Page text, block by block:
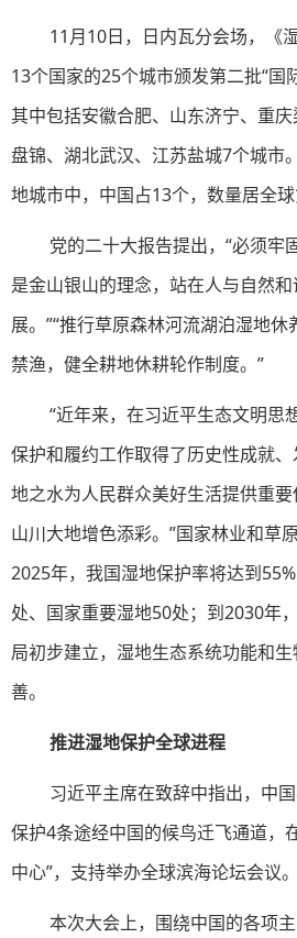
11月10日，日内瓦分会场，《
13个国家的25个城市颁发第二批“国
其中包括安徽合肥、山东济宁、重
盘锦、湖北武汉、江苏盐城7个城市
地城市中，中国占13个，数量居全球
党的二十大报告提出，“必须牢
是金山银山的理念，站在人与自然
展。”“推行草原森林河流湖泊湿地
禁渔，健全耕地休耕轮作制度。”
“近年来，在习近平生态文明思
保护和履约工作取得了历史性成就
地之水为人民群众美好生活提供重
山川大地增色添彩。”国家林业和草
2025年，我国湿地保护率将达到
处、国家重要湿地50处；到2030年
局初步建立，湿地生态系统功能和
善。
推进湿地保护全球进程
习近平主席在致辞中指出，中
保护4条途经中国的候鸟迁飞通道，
中心”，支持举办全球滨海论坛会议。
本次大会上，围绕中国的各项